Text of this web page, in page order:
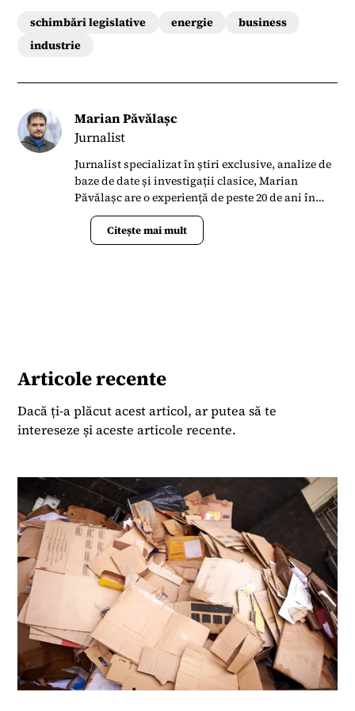
schimbări legislative energie
business
industrie
Marian Păvălașc
Jurnalist
Jurnalist specializat în știri exclusive, analize de
baze de date și investigații clasice, Marian
Păvălașc are o experiență de peste 20 de ani în
presa din România. S-a alăturat Termene.ro în
aprilie 2023 când s-a implicat în lansarea
Bussiness News ca un portal de știri la zi și
Citește mai mult
Articole recente
Dacă ți-a plăcut acest articol, ar putea să te
intereseze și aceste articole recente.